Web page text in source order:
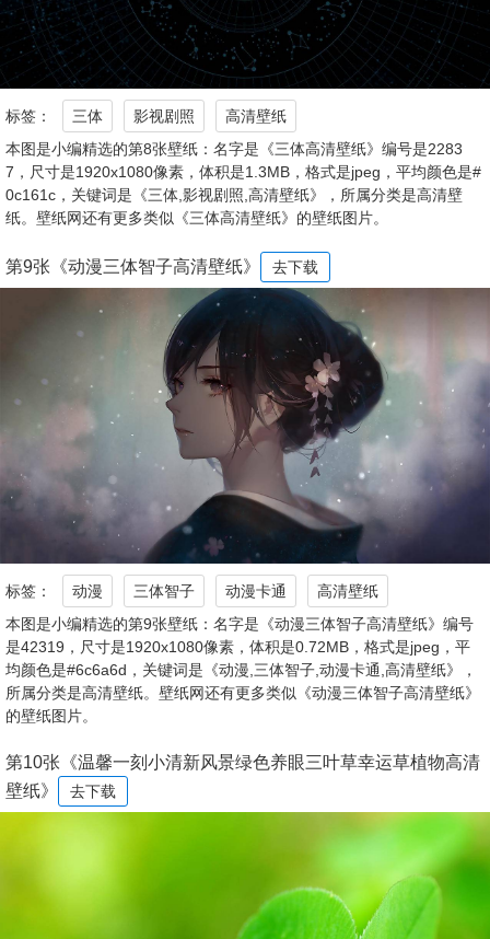
标签： 三体 影视剧照
高清壁纸
本图是小编精选的第8张壁纸：名字是《三体高清壁纸》编号是2283
7，尺寸是1920x1080像素，体积是1.3MB，格式是jpeg，平均颜色是#
0c161c，关键词是《三体,影视剧照,高清壁纸》，所属分类是高清壁
纸。壁纸网还有更多类似《三体高清壁纸》的壁纸图片。
第9张《动漫三体智子高清壁纸》 去下载
标签： 动漫 三体智子 动漫卡通
高清壁纸
本图是小编精选的第9张壁纸：名字是《动漫三体智子高清壁纸》编号
是42319，尺寸是1920x1080像素，体积是0.72MB，格式是jpeg，平
均颜色是#6c6a6d，关键词是《动漫,三体智子,动漫卡通,高清壁纸》，
所属分类是高清壁纸。壁纸网还有更多类似《动漫三体智子高清壁纸》
的壁纸图片。
第10张《温馨一刻小清新风景绿色养眼三叶草幸运草植物高清
壁纸》
去下载